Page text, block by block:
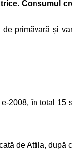
Consumul
primăvară și
2008, în total 15
de Attila, după